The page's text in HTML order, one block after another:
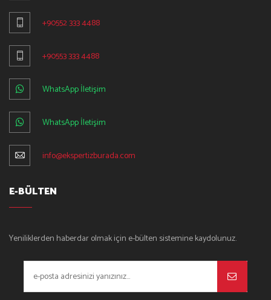
+90552 333 4488
+90553 333 4488
WhatsApp İletişim
WhatsApp İletişim
info@ekspertizburada.com
E-BÜLTEN
Yeniliklerden haberdar olmak için e-bülten sistemine kaydolunuz.